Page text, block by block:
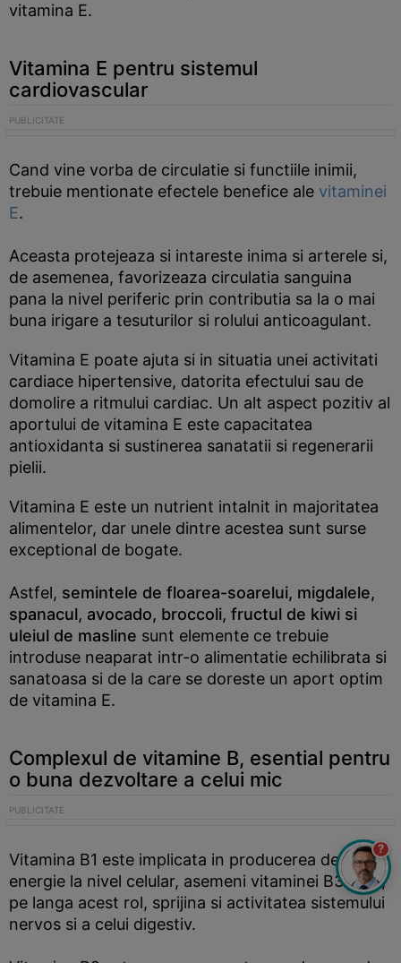
vitamina E.
Vitamina E pentru sistemul
cardiovascular
Cand vine vorba de circulatie si functiile inimii,
trebuie mentionate efectele benefice ale vitaminei
E.
Aceasta protejeaza si intareste inima si arterele si,
de asemenea, favorizeaza circulatia sanguina
pana la nivel periferic prin contributia sa la o mai
buna irigare a tesuturilor si rolului anticoagulant.
Vitamina E poate ajuta si in situatia unei activitati
cardiace hipertensive, datorita efectului sau de
domolire a ritmului cardiac. Un alt aspect pozitiv al
aportului de vitamina E este capacitatea
antioxidanta si sustinerea sanatatii si regenerarii
pielii.
Vitamina E este un nutrient intalnit in majoritatea
alimentelor, dar unele dintre acestea sunt surse
exceptional de bogate.
Astfel, semintele de floarea-soarelui, migdalele,
spanacul, avocado, broccoli, fructul de kiwi si
uleiul de masline sunt elemente ce trebuie
introduse neaparat intr-o alimentatie echilibrata si
sanatoasa si de la care se doreste un aport optim
de vitamina E.
Complexul de vitamine B, esential pentru
o buna dezvoltare a celui mic
Vitamina B1 este implicata in producerea de
energie la nivel celular, asemeni vitaminei B3 care,
pe langa acest rol, sprijina si activitatea sistemului
nervos si a celui digestiv.
?